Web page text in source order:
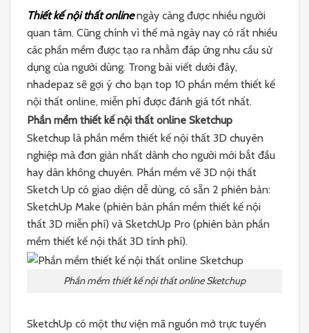
Thiết kế nội thất onlinengày càng được nhiều người
quan tâm. Cũng chính vì thế mà ngày nay có rất nhiều
các phần mềm được tạo ra nhằm đáp ứng nhu cầu sử
dụng của người dùng. Trong bài viết dưới đây,
nhadepaz sẽ gợi ý cho bạn top 10 phần mềm thiết kế
nội thất online, miễn phí được đánh giá tốt nhất.
Phần mềm thiết kế nội thất online Sketchup
Sketchup là phần mềm thiết kế nội thất 3D chuyên
nghiệp mà đơn giản nhất dành cho người mới bắt đầu
hay dân không chuyên. Phần mềm vẽ 3D nội thất
Sketch Up có giao diện dễ dùng, có sẵn 2 phiên bản:
SketchUp Make (phiên bản phần mềm thiết kế nội
thất 3D miễn phí) và SketchUp Pro (phiên bản phần
mềm thiết kế nội thất 3D tính phí).
Phần mềm thiết kế nội thất online Sketchup
SketchUp có một thư viện mã nguồn mở trực tuyến